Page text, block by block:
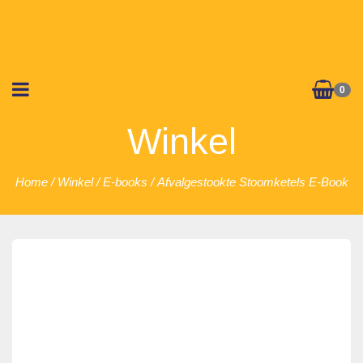
0
Winkel
Home/Winkel/E-books / Afvalgestookte Stoomketels E-Book